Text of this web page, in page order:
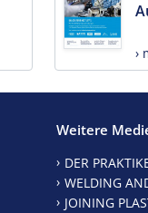
›
Weitere
DER
WELDING
JOINING